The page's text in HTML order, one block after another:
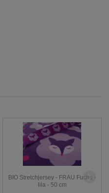
BIO Stretchjersey - FRAU Fuchs -
lila - 50 cm